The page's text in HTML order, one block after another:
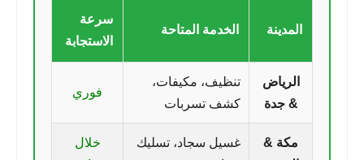
المدينة الخدمة المتاحة
سرعة
الاستجابة
الرياض
& جدة
تنظيف، مكيفات،
كشف تسربات
فوري
مكة &
غسيل سجاد، تسليك
خلال